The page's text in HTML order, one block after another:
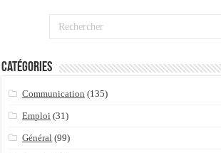
Catégories
Communication (135)
Emploi (31)
Général (99)